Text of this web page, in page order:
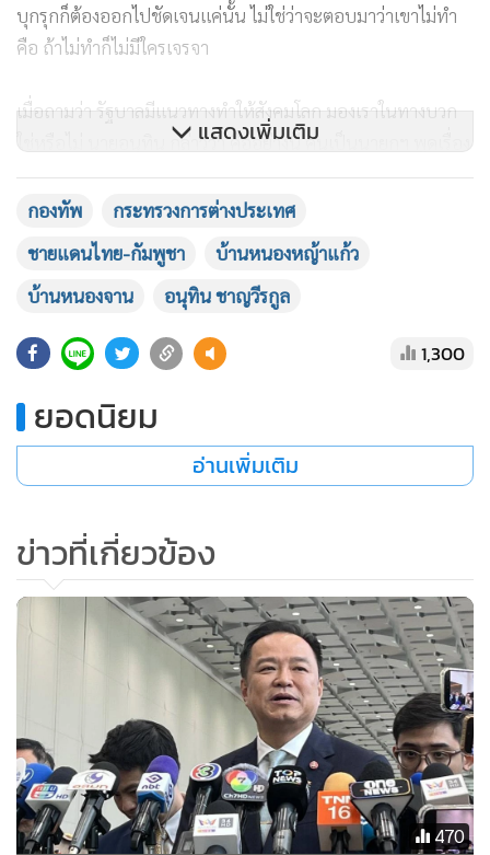
บุกรุกก็ต้องออกไปชัดเจนแค่นั้น ไม่ใช่ว่าจะตอบมาว่าเขาไม่ทำ
คือ ถ้าไม่ทำก็ไม่มีใครเจรจา
เมื่อถามว่า รัฐบาลมีแนวทางทำให้สังคมโลก มองเราในทางบวก
ใช่หรือไม่ นายอนุทิน กล่าวว่า คืออย่างนี้ คนเป็นนายกฯ พูดเรื่อง
นี้มากไม่ได้ เพราะว่ามอบหมายไปหมดแล้ว ถ้าตนไปพูด ซึ่งมอบ
หมายไปแล้วว่า ต้องรักษาอธิปไตย รักษาชายแดน รักษาแผ่นดิน
เป็นเรื่องของกองทัพ ให้อำนาจเต็มไปหมดแล้ว การสนับสนุนทุก
อย่างจากรัฐบาลเต็มหมดแล้ว เหมือนเรื่องของการเจรจาทางการ
ทูต จะพูดเรื่องเงื่อนไขอะไรต่างๆ กระทรวงการต่างประเทศรับ
ไปดำเนินการหมดแล้ว และกรณีการดูแลประชาชนที่จังหวัด
สระแก้วสิทธิต่างๆ ทางผู้ว่าราชการจังหวัดก็ดำเนินการตามที่
ตกลงไว้ ทุกคนได้รับมอบอำนาจทั้งหมดให้ไปดำเนินการจัดการ
เมื่อถามว่า กรณีที่มีการเลื่อนการประชุม คณะกรรมาธิการ
เขตแดนร่วมไทย-กัมพูชา (เจบีซี) ออกไปอย่างไม่มีกำหนดจะมี
ตนได้มอบให้หน่วยงานต่างๆ รับผิดชอบเต็มที่ เขาต้องดำเนิน
การตามนั้น ตนให้การสนับสนุนทุกอย่าง ถ้าตนไปพูดหรือสั่ง
หรือพูดต่างกับเขาก็ทำงานไม่ได้ เวลาเขาไปเจรจากับใคร หรือ
สมมติใครมาเจรจากับตน สมัยตนยังเป็นผู้น้อยอยู่ ก็ต้องถามว่า
คุณมีอำนาจแค่ไหน ถ้าเขาบอกว่าเขาไม่มีอำนาจ ตนก็บอกว่า
อย่าเสียเวลากับตนไม่คุยด้วย เพราะฉะนั้นตอนนี้ทุกคนที่ไป
เจรจา หรือจะไปทำอะไรกับใคร เขาได้อำนาจไปหมดแล้ว เขา
ตัดสินใจก็คือตนตัดสินใจ
เมื่อถามว่า จะมีโอกาสลงพื้นที่ด้วยตัวเองหรือไม่ นายอนุทิน
แสดงเพิ่มเติม
กองทัพ
กระทรวงการต่างประเทศ
ชายแดนไทย-กัมพูชา
บ้านหนองหญ้าแก้ว
บ้านหนองจาน
อนุทิน ชาญวีรกูล
1,300
ยอดนิยม
อ่านเพิ่มเติม
ข่าวที่เกี่ยวข้อง
470